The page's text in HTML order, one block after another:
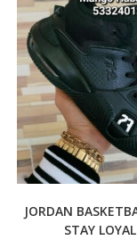
JORDAN
STAY